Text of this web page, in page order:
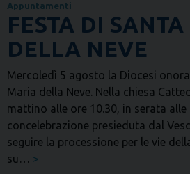
Appuntamenti
FESTA DI
DELLA NEVE
Mercoledì 5 agosto la Diocesi
Maria della Neve. Nella chiesa
mattino alle ore 10.30, in serata alle
concelebrazione presieduta dal
seguire la processione per le vie
su… >